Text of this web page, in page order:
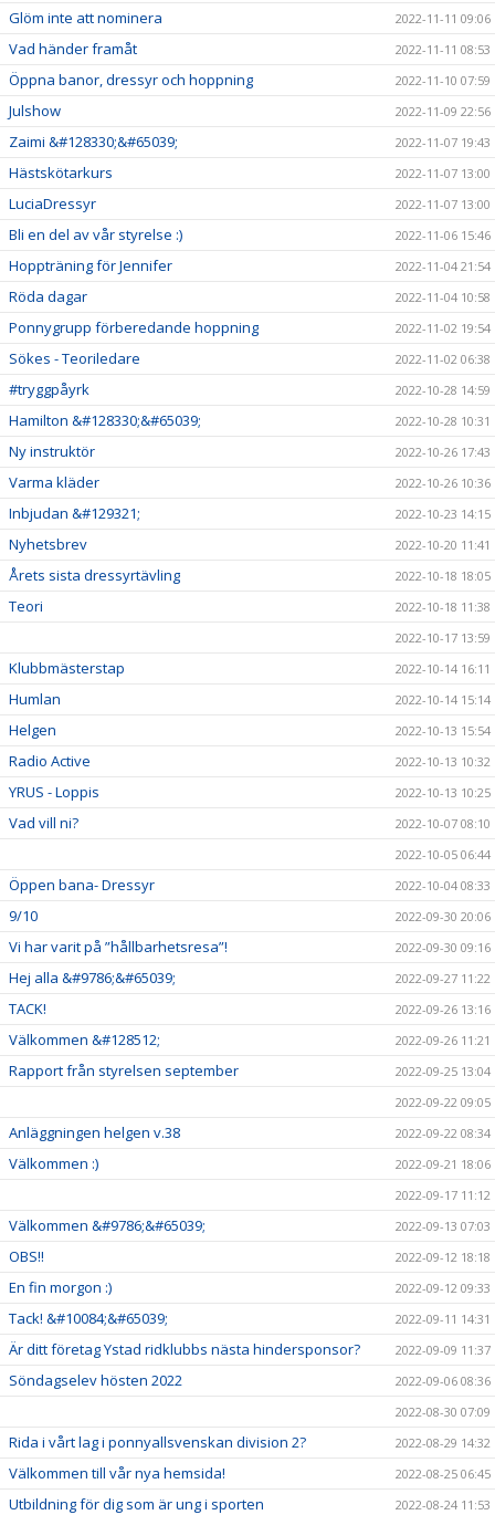
Glöm inte att nominera 2022-11-11 09:06
Vad händer framåt 2022-11-11 08:53
Öppna banor, dressyr och hoppning 2022-11-10 07:59
Julshow 2022-11-09 22:56
Zaimi &#128330;&#65039; 2022-11-07 19:43
Hästskötarkurs 2022-11-07 13:00
LuciaDressyr 2022-11-07 13:00
Bli en del av vår styrelse :) 2022-11-06 15:46
Hoppträning för Jennifer 2022-11-04 21:54
Röda dagar 2022-11-04 10:58
Ponnygrupp förberedande hoppning 2022-11-02 19:54
Sökes - Teoriledare 2022-11-02 06:38
#tryggpåyrk 2022-10-28 14:59
Hamilton &#128330;&#65039; 2022-10-28 10:31
Ny instruktör 2022-10-26 17:43
Varma kläder 2022-10-26 10:36
Inbjudan &#129321; 2022-10-23 14:15
Nyhetsbrev 2022-10-20 11:41
Årets sista dressyrtävling 2022-10-18 18:05
Teori
2022-10-18 11:38
2022-10-17 13:59
Klubbmästerstap 2022-10-14 16:11
Humlan 2022-10-14 15:14
Helgen 2022-10-13 15:54
Radio Active 2022-10-13 10:32
YRUS - Loppis 2022-10-13 10:25
Vad vill ni?
2022-10-07 08:10
2022-10-05 06:44
Öppen bana- Dressyr 2022-10-04 08:33
9/10 2022-09-30 20:06
Vi har varit på ”hållbarhetsresa”! 2022-09-30 09:16
Hej alla &#9786;&#65039; 2022-09-27 11:22
TACK! 2022-09-26 13:16
Välkommen &#128512; 2022-09-26 11:21
Rapport från styrelsen september
2022-09-25 13:04
2022-09-22 09:05
Anläggningen helgen v.38 2022-09-22 08:34
Välkommen :)
2022-09-21 18:06
2022-09-17 11:12
Välkommen &#9786;&#65039; 2022-09-13 07:03
OBS!! 2022-09-12 18:18
En fin morgon :) 2022-09-12 09:33
Tack! &#10084;&#65039; 2022-09-11 14:31
Är ditt företag Ystad ridklubbs nästa hindersponsor? 2022-09-09 11:37
Söndagselev hösten 2022
2022-09-06 08:36
2022-08-30 07:09
Rida i vårt lag i ponnyallsvenskan division 2? 2022-08-29 14:32
Välkommen till vår nya hemsida! 2022-08-25 06:45
Utbildning för dig som är ung i sporten 2022-08-24 11:53